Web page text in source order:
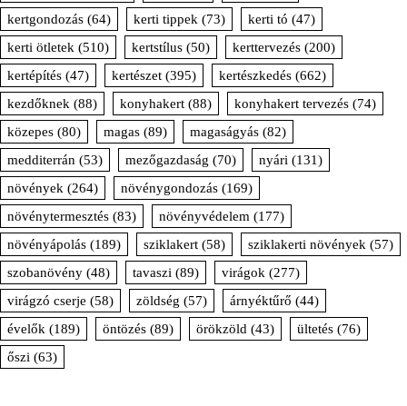
kertgondozás (64) kerti tippek (73) kerti tó (47)
kerti ötletek (510) kertstílus (50) kerttervezés (200)
kertépítés (47) kertészet (395) kertészkedés (662)
kezdőknek (88) konyhakert (88) konyhakert tervezés (74)
közepes (80) magas (89) magaságyás (82)
medditerrán (53) mezőgazdaság (70) nyári (131)
növények (264) növénygondozás (169)
növénytermesztés (83) növényvédelem (177)
növényápolás (189) sziklakert (58) sziklakerti növények (57)
szobanövény (48) tavaszi (89) virágok (277)
virágzó cserje (58) zöldség (57) árnyéktűrő (44)
évelők (189) öntözés (89) örökzöld (43) ültetés (76)
őszi (63)